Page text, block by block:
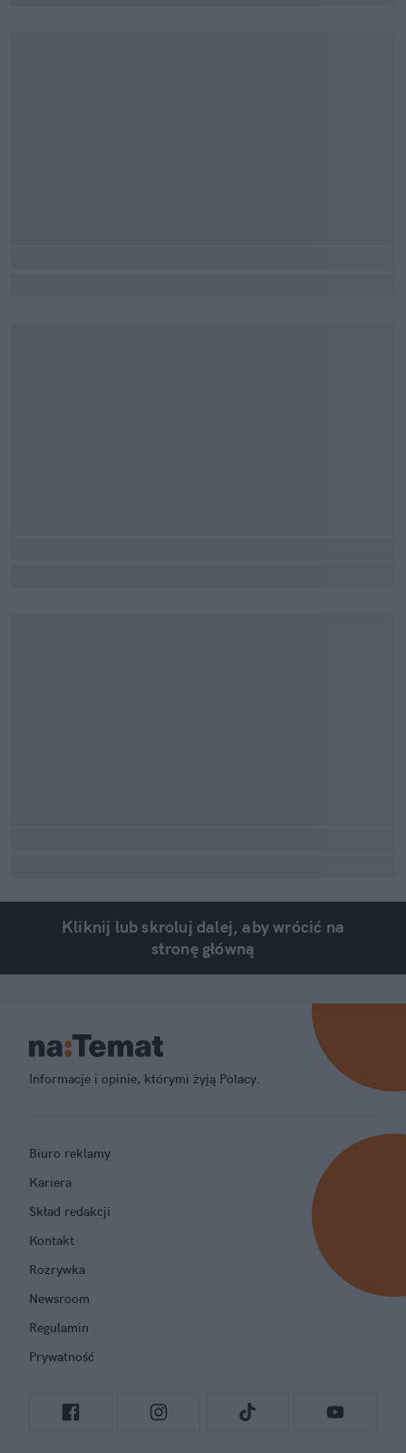
Kliknij lub skroluj dalej, aby wrócić na
stronę główną
Informacje i opinie, którymi żyją Polacy.
Biuro reklamy
Kariera
Skład redakcji
Kontakt
Rozrywka
Newsroom
Regulamin
Prywatność